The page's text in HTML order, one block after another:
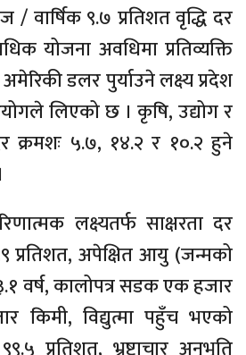
/ वार्षिक ९.७ प्रतिशत वृद्धि दर
योजना अवधिमा प्रतिव्यक्ति
डलर पुर्याउने लक्ष्य प्रदेश
लिएको छ । कृषि, उद्योग र
क्रमशः ५.७, १४.२ र १०.२ हुने
लक्ष्यतर्फ साक्षरता दर
प्रतिशत, अपेक्षित आयु (जन्मको
वर्ष, कालोपत्र सडक एक हजार
किमी, विद्युत्मा पहुँच भएको